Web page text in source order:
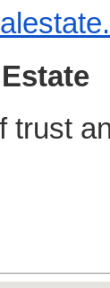
trust